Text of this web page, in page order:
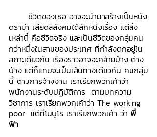
ดราม่า เสียดสีสังคมได้สักหนึ่งเรื่อง แต่สิ่ง
เหล่านี้ คือชีวิตจริง และเป็นชีวิตของกลุ่มคน
กว่าหนึ่งในสามของประเทศ ที่กำลังตกอยู่ใน
สภาะเดียวกัน เรื่องราวอาจจะคล้ายบ้าง ต่าง
บ้าง แต่ก็แทบจะเป็นเส้นทางเดียวกัน คนกลุ่ม
นี้ ตามการจ้างงาน เราเรียกพวกเค้าว่า
พนักงานระดับปฏิบัติการ  ตามบทความ
วิชาการ เราเรียกพวกเค้าว่า The working
poor  แต่ที่โนบูโร เราเรียกพวกเค้า ว่า พี่
ฟ้า